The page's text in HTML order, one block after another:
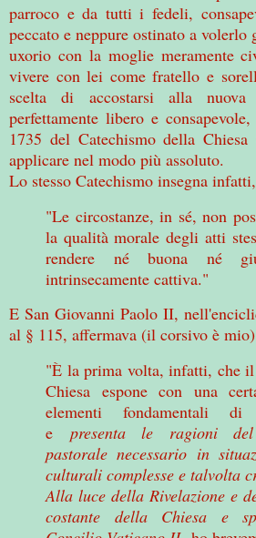
parroco e da tutti i fedeli,
peccato e neppure ostinato a
uxorio con la moglie meramente
vivere con lei come fratello e
scelta di accostarsi alla
perfettamente libero e
1735 del Catechismo della
applicare nel modo più assoluto.
Lo stesso Catechismo insegna
"Le circostanze, in sé, non
la qualità morale degli atti
rendere né buona né
intrinsecamente cattiva."
E San Giovanni Paolo II,
al § 115, affermava (il corsivo è
"È la prima volta, infatti, che
Chiesa espone con una
elementi fondamentali
e
presenta le ragioni del
pastorale necessario in
culturali complesse e talvolta
Alla luce della Rivelazione e
costante della Chiesa e